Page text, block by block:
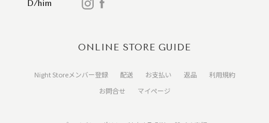
D/him
ONLINE STORE GUIDE
Night Storeメンバー登録 配送 お支払い 返品
利用規約
お問合せ
マイページ